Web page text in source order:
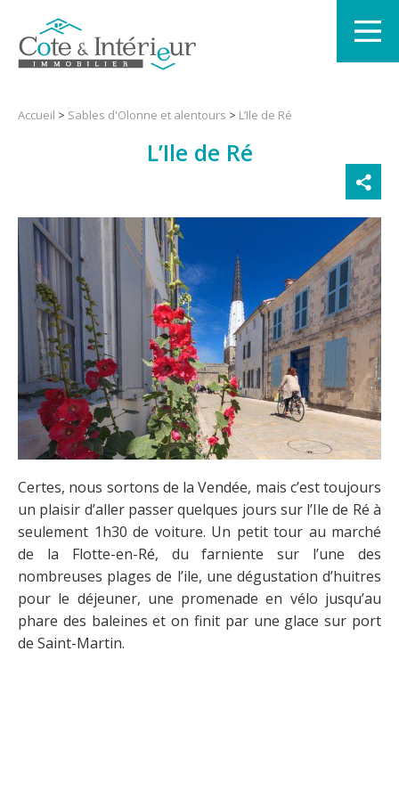
Accueil > Sables d'Olonne et alentours > L’Ile de Ré
L’Ile de Ré
Certes, nous sortons de la Vendée, mais c’est toujours
un plaisir d’aller passer quelques jours sur l’Ile de Ré à
seulement 1h30 de voiture. Un petit tour au marché
de la Flotte-en-Ré, du farniente sur l’une des
nombreuses plages de l’ile, une dégustation d’huitres
pour le déjeuner, une promenade en vélo jusqu’au
phare des baleines et on finit par une glace sur port
de Saint-Martin.